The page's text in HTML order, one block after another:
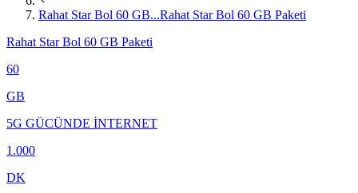
Rahat Star Bol 60 GB...Rahat Star Bol 60 GB Paketi
Rahat Star Bol 60 GB Paketi
60
GB
5G GÜCÜNDE İNTERNET
1.000
DK